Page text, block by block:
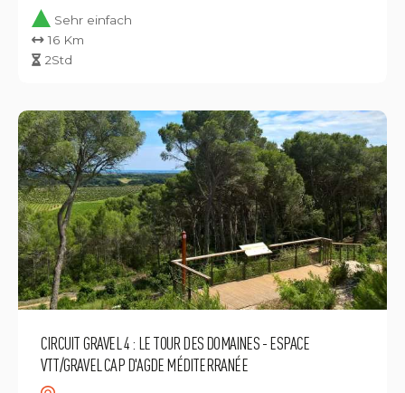
Sehr einfach
16 Km
2Std
CIRCUIT GRAVEL 4 : LE TOUR DES DOMAINES - ESPACE
VTT/GRAVEL CAP D'AGDE MÉDITERRANÉE